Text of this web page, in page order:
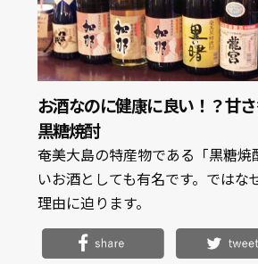
お酒なのに健康に良い！？甘
黒糖焼酎
奄美大島の特産物である「黒糖焼
いお酒としても有名です。ではな
理由に迫ります。